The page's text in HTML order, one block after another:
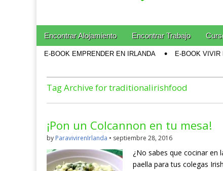
Main menu
Skip to content
Encontrar Alojamiento Encontrar Trabajo
E-BOOK EMPRENDER EN IRLANDA E-BOOK VIVIR
Tag Archive for traditionalirishfood
¡Pon un Colcannon en tu mesa!
by ParavivirenIrlanda • septiembre 28, 2016
¿No sabes que cocinar en
paella para tus colegas